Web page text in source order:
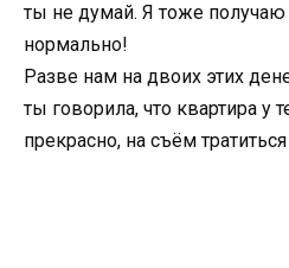
ты не думай. Я тоже получаю
нормально!
Разве нам на двоих этих
ты говорила, что квартира у
прекрасно, на съём